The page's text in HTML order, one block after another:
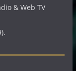
& Web TV